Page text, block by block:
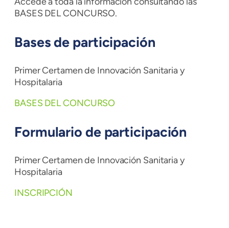
BASES DEL CONCURSO.
Bases de participación
Primer Certamen de Innovación Sanitaria y
Hospitalaria
BASES DEL CONCURSO
Formulario de participación
Primer Certamen de Innovación Sanitaria y
Hospitalaria
INSCRIPCIÓN